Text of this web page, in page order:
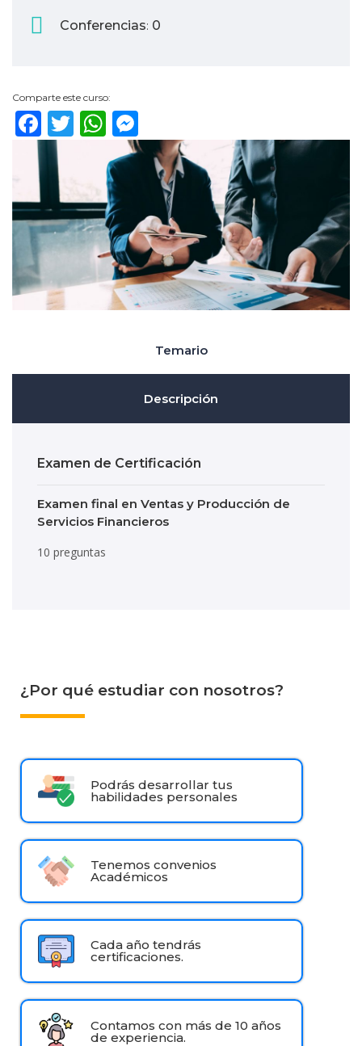
Conferencias: 0
Comparte este curso:
Facebook
TwitterWhatsApp
Temario
Descripción
Examen de Certificación
Examen final en Ventas y Producción de
Servicios Financieros
10 preguntas
¿Por qué estudiar con nosotros?
Podrás desarrollar tus
habilidades personales
Tenemos convenios
Académicos
Cada año tendrás
certificaciones.
Contamos con más de 10 años
de experiencia.